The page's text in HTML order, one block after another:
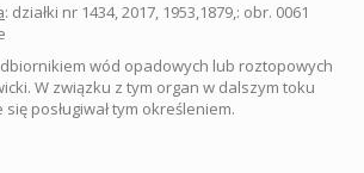
: działki nr 1434, 2017, 1953,1879,: obr. 0061
wód opadowych lub roztopowych
W związku z tym organ w dalszym toku
posługiwał tym określeniem.